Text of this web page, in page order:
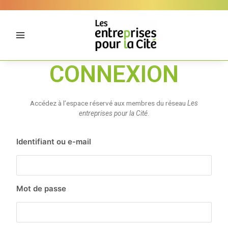
CONNEXION
Accédez à l’espace réservé aux membres du réseau Les
entreprises pour la Cité.
Identifiant ou e-mail
Mot de passe